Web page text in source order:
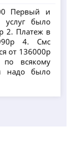
Первый и
услуг было
2. Платеж в
4. Смс
от 136000р
всякому
надо было